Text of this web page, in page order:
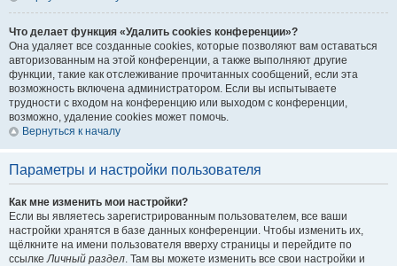
Что делает функция «Удалить cookies конференции»?
Она удаляет все созданные cookies, которые позволяют вам оставаться
авторизованным на этой конференции, а также выполняют другие
функции, такие как отслеживание прочитанных сообщений, если эта
возможность включена администратором. Если вы испытываете
трудности с входом на конференцию или выходом с конференции,
возможно, удаление cookies может помочь.
Вернуться к началу
Параметры и настройки пользователя
Как мне изменить мои настройки?
Если вы являетесь зарегистрированным пользователем, все ваши
настройки хранятся в базе данных конференции. Чтобы изменить их,
щёлкните на имени пользователя вверху страницы и перейдите по
ссылкеЛичный раздел. Там вы можете изменить все свои настройки и